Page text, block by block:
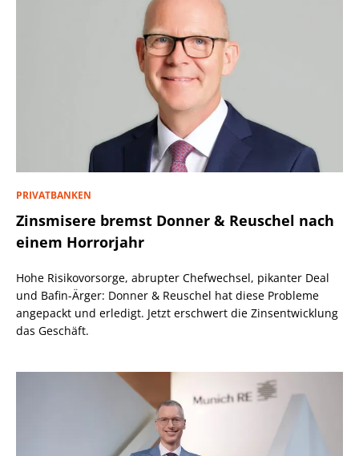
PRIVATBANKEN
Zinsmisere bremst Donner & Reuschel nach
einem Horrorjahr
Hohe Risikovorsorge, abrupter Chefwechsel, pikanter Deal
und Bafin-Ärger: Donner & Reuschel hat diese Probleme
angepackt und erledigt. Jetzt erschwert die Zinsentwicklung
das Geschäft.